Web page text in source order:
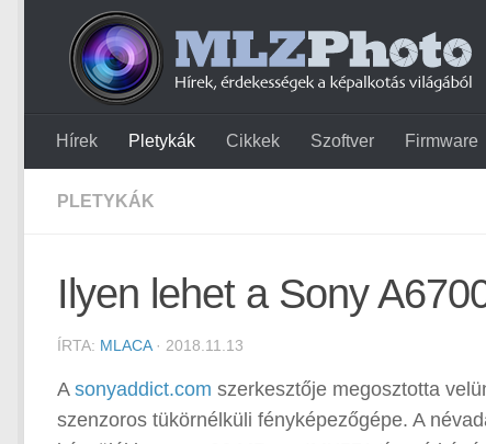
Hírek Pletykák Cikkek Szoftver Firmware
PLETYKÁK
Ilyen lehet a Sony
ÍRTA: MLACA· 2018.11.13
A sonyaddict.com szerkesztője megosztotta
szenzoros tükörnélküli fényképezőgépe. A